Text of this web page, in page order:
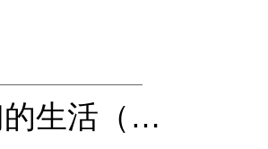
服务机器进入我们的生活（无线充电）